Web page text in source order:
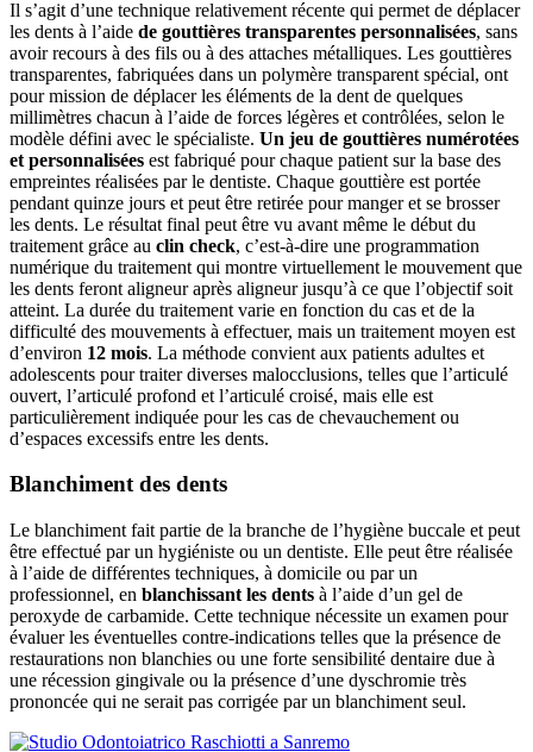
Il s’agit d’une technique relativement récente qui permet de déplacer
les dents à l’aide de gouttières transparentes personnalisées, sans
avoir recours à des fils ou à des attaches métalliques. Les gouttières
transparentes, fabriquées dans un polymère transparent spécial, ont
pour mission de déplacer les éléments de la dent de quelques
millimètres chacun à l’aide de forces légères et contrôlées, selon le
modèle défini avec le spécialiste. Un jeu de gouttières numérotées
et personnalisées est fabriqué pour chaque patient sur la base des
empreintes réalisées par le dentiste. Chaque gouttière est portée
pendant quinze jours et peut être retirée pour manger et se brosser
les dents. Le résultat final peut être vu avant même le début du
traitement grâce au clin check, c’est-à-dire une programmation
numérique du traitement qui montre virtuellement le mouvement que
les dents feront aligneur après aligneur jusqu’à ce que l’objectif soit
atteint. La durée du traitement varie en fonction du cas et de la
difficulté des mouvements à effectuer, mais un traitement moyen est
d’environ 12 mois. La méthode convient aux patients adultes et
adolescents pour traiter diverses malocclusions, telles que l’articulé
ouvert, l’articulé profond et l’articulé croisé, mais elle est
particulièrement indiquée pour les cas de chevauchement ou
d’espaces excessifs entre les dents.
Blanchiment des dents
Le blanchiment fait partie de la branche de l’hygiène buccale et peut
être effectué par un hygiéniste ou un dentiste. Elle peut être réalisée
à l’aide de différentes techniques, à domicile ou par un
professionnel, en blanchissant les dents à l’aide d’un gel de
peroxyde de carbamide. Cette technique nécessite un examen pour
évaluer les éventuelles contre-indications telles que la présence de
restaurations non blanchies ou une forte sensibilité dentaire due à
une récession gingivale ou la présence d’une dyschromie très
prononcée qui ne serait pas corrigée par un blanchiment seul.